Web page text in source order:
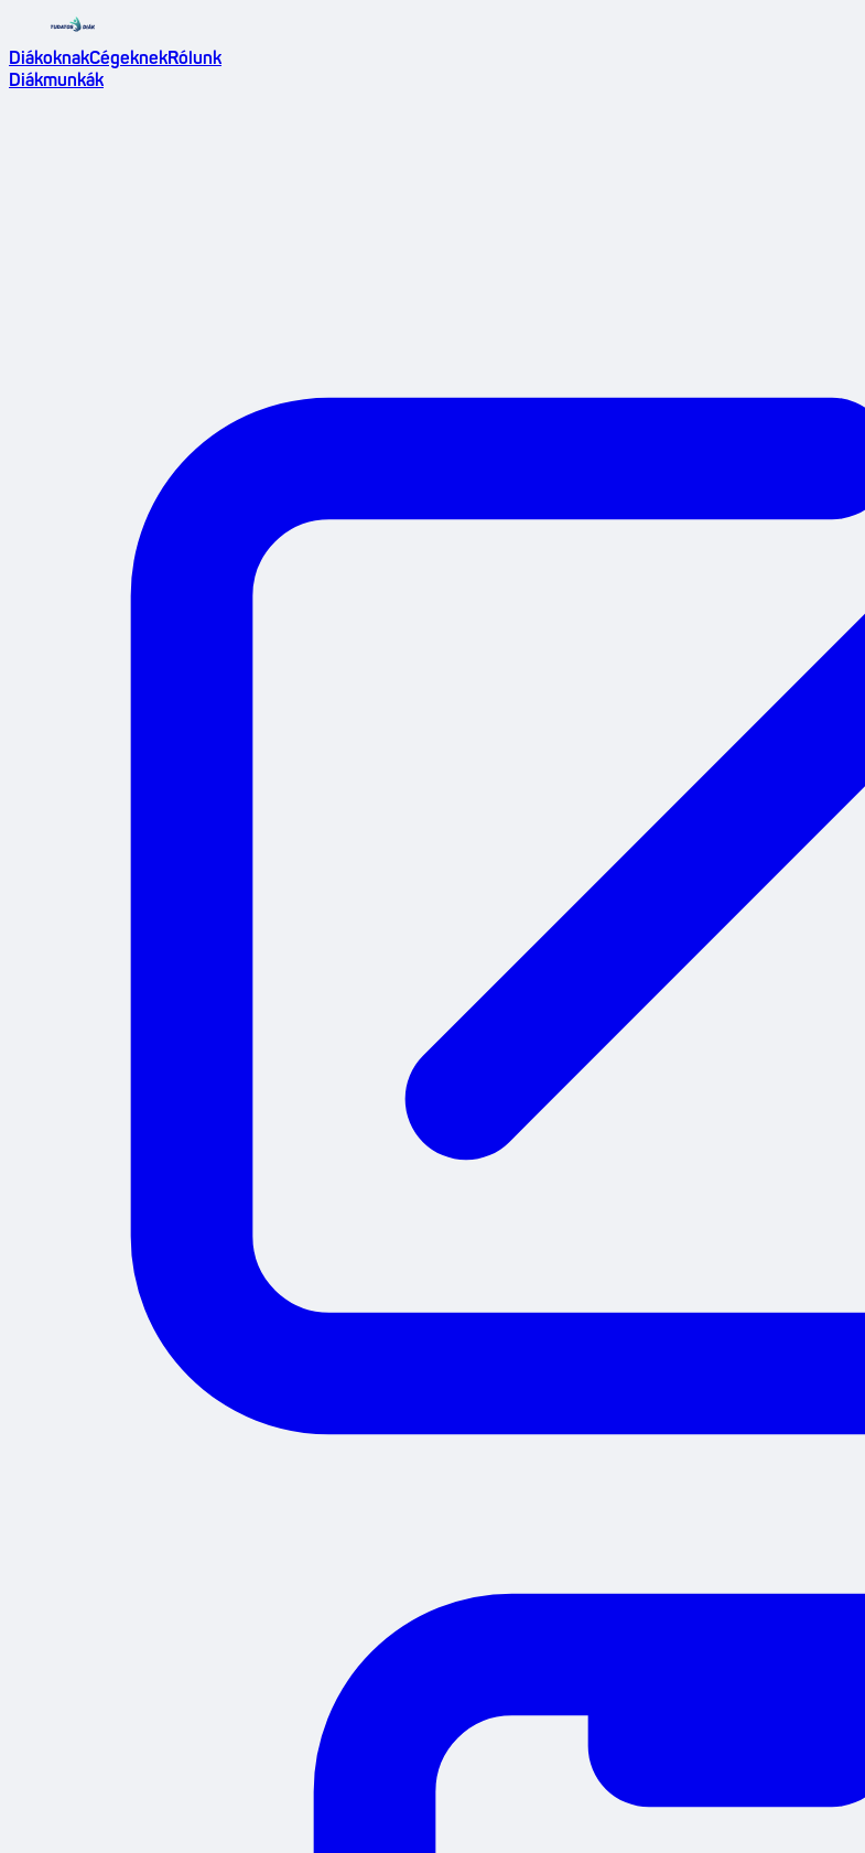
DiákoknakCégeknekRólunk
Diákmunkák